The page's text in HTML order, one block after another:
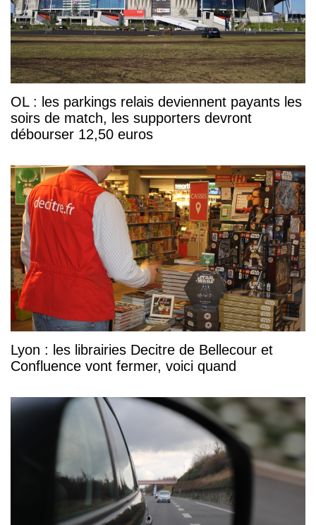
OL : les parkings relais deviennent payants les
soirs de match, les supporters devront
débourser 12,50 euros
Lyon : les librairies Decitre de Bellecour et
Confluence vont fermer, voici quand